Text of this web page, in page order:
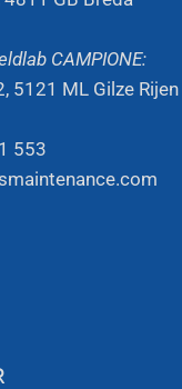
CAMPIONE:
5121 ML Gilze Rijen
553